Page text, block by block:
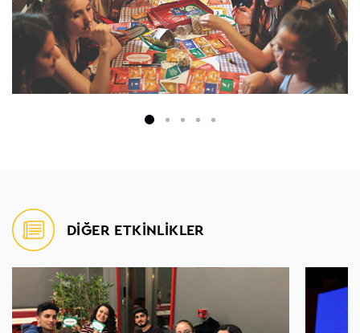
DİĞER ETKİNLİKLER